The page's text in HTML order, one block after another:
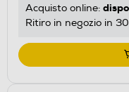
Acquisto online:
Ritiro in negozio in